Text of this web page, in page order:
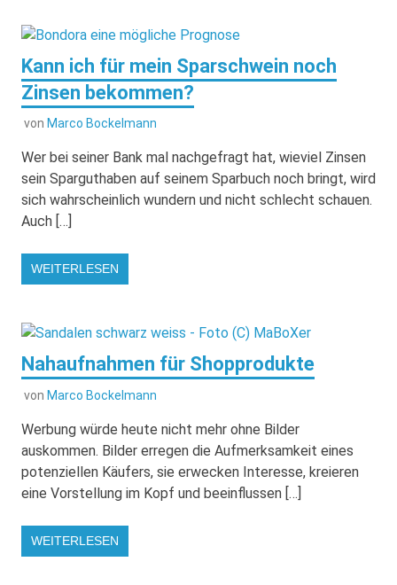
Kann ich für mein Sparschwein noch
Zinsen bekommen?
von Marco Bockelmann
Wer bei seiner Bank mal nachgefragt hat, wieviel Zinsen
sein Sparguthaben auf seinem Sparbuch noch bringt, wird
sich wahrscheinlich wundern und nicht schlecht schauen.
Auch […]
WEITERLESEN
Nahaufnahmen für Shopprodukte
von Marco Bockelmann
Werbung würde heute nicht mehr ohne Bilder
auskommen. Bilder erregen die Aufmerksamkeit eines
potenziellen Käufers, sie erwecken Interesse, kreieren
eine Vorstellung im Kopf und beeinflussen […]
WEITERLESEN